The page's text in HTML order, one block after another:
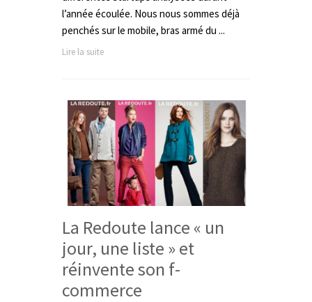
l’année écoulée. Nous nous sommes déjà
penchés sur le mobile, bras armé du ...
Lire la suite
La Redoute lance « un
jour, une liste » et
réinvente son f-
commerce